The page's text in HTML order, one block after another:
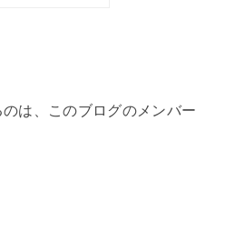
は、このブログのメンバー